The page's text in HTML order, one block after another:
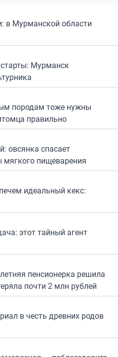
в Мурманской области
Мурманск
породам тоже нужны
правильно
овсянка спасает
пищеварения
идеальный кекс:
этот тайный агент
пенсионерка решила
почти 2 млн рублей
в честь древних родов